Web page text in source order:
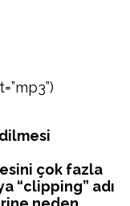
çok fazla
“clipping” adı